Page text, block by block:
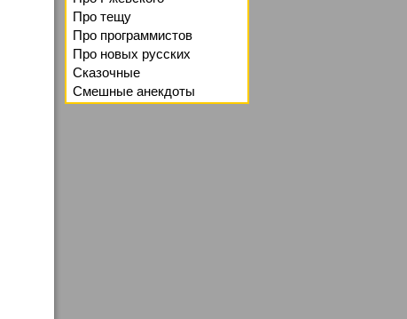
Про тещу
Про программистов
Про новых русских
Сказочные
Смешные анекдоты